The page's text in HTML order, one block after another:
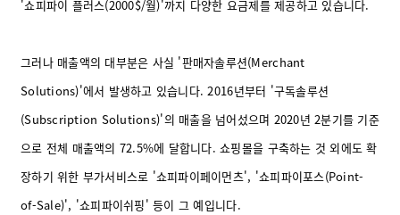
'쇼피파이 플러스(2000$/월)'까지 다양한 요금제를 제공하고 있습니다.
그러나 매출액의 대부분은 사실 '판매자솔루션(Merchant
Solutions)'에서 발생하고 있습니다. 2016년부터 '구독솔루션
(Subscription Solutions)'의 매출을 넘어섰으며 2020년 2분기를 기준
으로 전체 매출액의 72.5%에 달합니다. 쇼핑몰을 구축하는 것 외에도 확
장하기 위한 부가서비스로 '쇼피파이페이먼츠', '쇼피파이포스(Point-
of-Sale)', '쇼피파이쉬핑' 등이 그 예입니다.